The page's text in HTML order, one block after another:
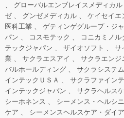
グローバルエンブレイスメディカル
ゼ
グンゼメディカル ケイセイエ
医科工業
ゲティンゲグループ・ジ
パン
コスモテック コニカミノル
テックジャパン
ザイオソフト サ
業
サクラエスアイ サクラエンジ
バルホールディング
サクラシステ
インテックＵＳＡ
サクラファイン
インテックジャパン
サクラヘルス
シーホネンス
シーメンス・ヘルシ
ケア
シーメンスヘルスケア・ダイ